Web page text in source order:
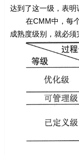
达到了这一级，表
在CMM中，每个
成熟度级别，就必